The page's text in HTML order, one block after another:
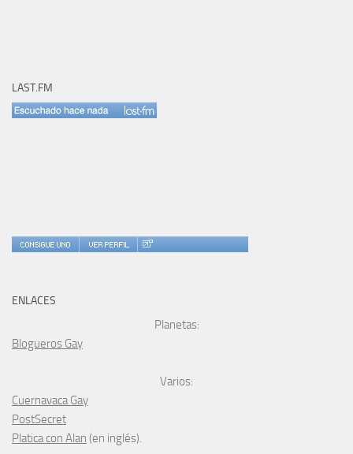
LAST.FM
ENLACES
Planetas:
Blogueros Gay
Varios:
Cuernavaca Gay
PostSecret
Platica con Alan (en inglés).